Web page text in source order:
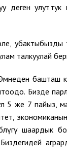
деген
талкуулай
башташ
Бизде
5 же 7
шаардык